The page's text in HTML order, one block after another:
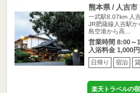
熊本県 / 人吉市
一武駅8.07km 人
JR肥薩線人吉駅
島空港から高…
営業時間 8:00～
入浴料金 1,000
日帰り 宿泊
楽天トラベルの